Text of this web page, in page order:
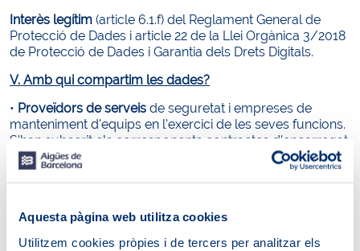
Aquesta pàgina web utilitza cookies
Utilitzem cookies pròpies i de tercers per analitzar els
Interès legítim (article 6.1.f) del Reglament General de
Protecció de Dades i article 22 de la Llei Orgànica 3/2018
de Protecció de Dades i Garantia dels Drets Digitals.
V. Amb qui compartim les dades?
• Proveïdors de serveis de seguretat i empreses de
manteniment d'equips en l'exercici de les seves funcions.
S'han subscrit els corresponents contractes d'encarregat
del tractament.
•No es comuniquen dades a tercers excepte obligació
dades es posaran a disposició de forces i cossos de